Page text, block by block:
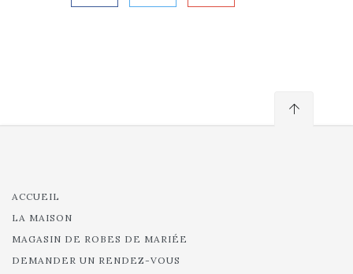
ACCUEIL
LA MAISON
MAGASIN DE ROBES DE MARIÉE
DEMANDER UN RENDEZ-VOUS